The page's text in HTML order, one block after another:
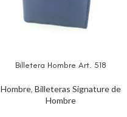
Billetera Hombre Art. 518
Hombre, Billeteras Signature de
Hombre